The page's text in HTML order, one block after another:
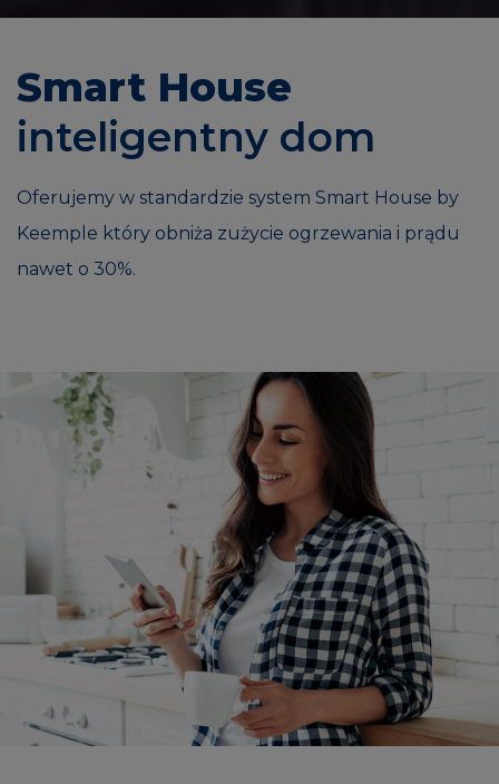
Smart House
inteligentny dom
Oferujemy w standardzie system Smart House by
Keemple który obniża zużycie ogrzewania i prądu
nawet o 30%.